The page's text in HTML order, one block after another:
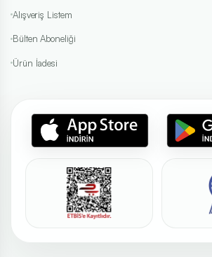
Alışveriş Listem
Bülten Aboneliği
Ürün İadesi